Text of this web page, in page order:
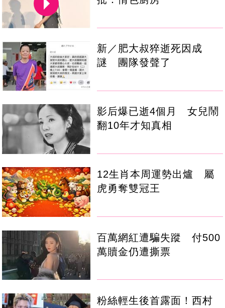
新／肥大叔猝逝死因成
謎 團隊發聲了
影后爆已逝4個月 女兒鬧
翻10年才知真相
12生肖本周運勢出爐 屬
虎勇奪雙冠王
百萬網紅遭騙失蹤 付500
萬贖金仍遭撕票
粉絲輕生後首露面！西村